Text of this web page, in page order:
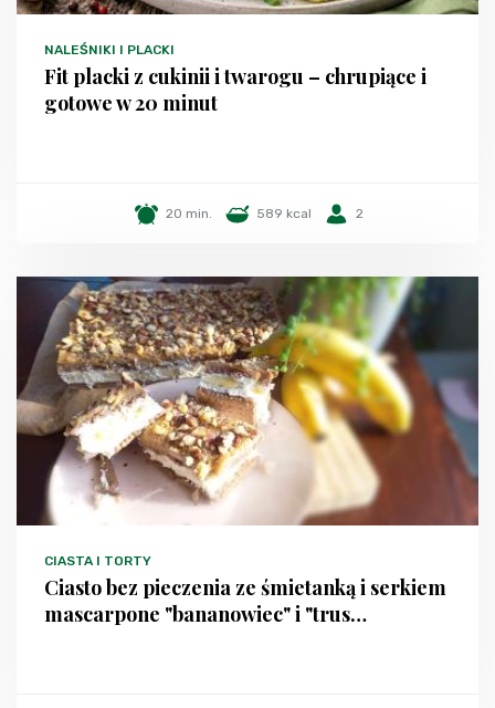
NALEŚNIKI I PLACKI
Fit placki z cukinii i twarogu – chrupiące i
gotowe w 20 minut
20 min. 589 kcal 2
CIASTA I TORTY
Ciasto bez pieczenia ze śmietanką i serkiem
mascarpone "bananowiec" i "trus…